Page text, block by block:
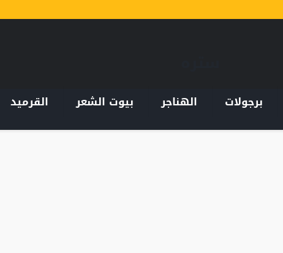
برجولات الهناجر بيوت الشعر القرميد